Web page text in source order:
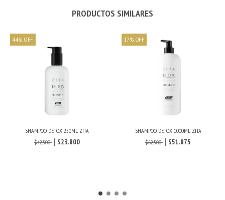
PRODUCTOS SIMILARES
44% OFF
SHAMPOO DETOX 250ML ZITA
$42.500
$23.800
17% OFF
SHAMPOO DETOX 1000ML ZITA
$62.500
$51.875